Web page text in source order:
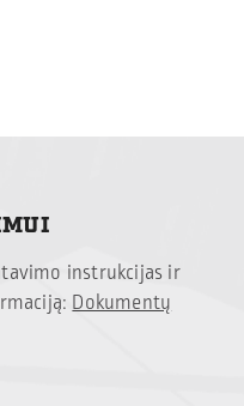
instrukcijas ir
Dokumentų